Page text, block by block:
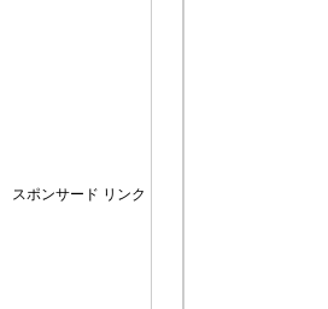
スポンサード リンク